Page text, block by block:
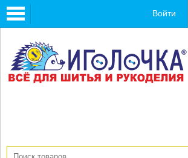
Toggle
navigation
Войти